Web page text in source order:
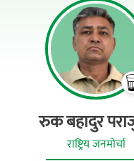
रुक बहादुर
राष्ट्रिय जनमोर्चा